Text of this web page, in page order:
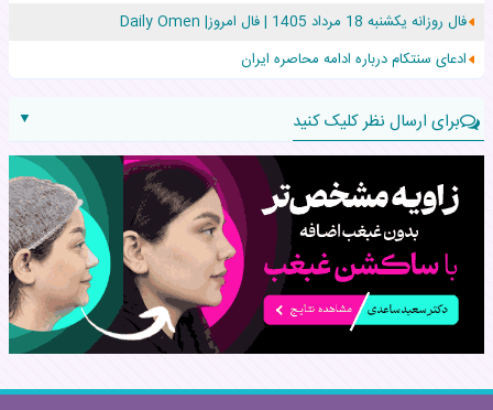
حرکت غیرقانونی یک پرستار، جان دوقلوها را نجات داد!
فال روزانه یکشنبه 18 مرداد 1405 | فال امروز| Daily Omen
ادعای سنتکام درباره ادامه محاصره ایران
برای ارسال نظر کلیک کنید
▼
نام: